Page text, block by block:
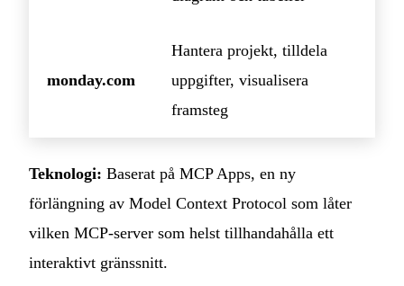
monday.com
Hantera projekt, tilldela
uppgifter, visualisera
framsteg
Teknologi: Baserat på MCP Apps, en ny
förlängning av Model Context Protocol som låter
vilken MCP-server som helst tillhandahålla ett
interaktivt gränssnitt.